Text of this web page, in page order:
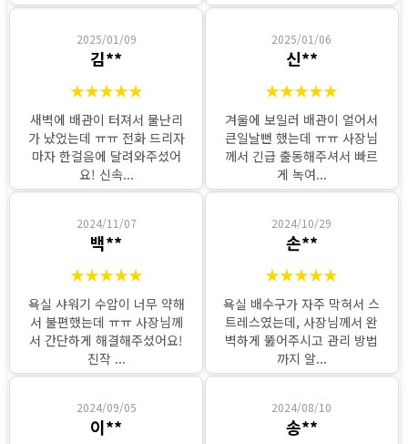
2025/01/09
김**
★★★★★
새벽에 배관이 터져서 물난리
가 났었는데 ㅠㅠ 전화 드리자
마자 한걸음에 달려와주셨어
요! 신속...
2025/01/06
신**
★★★★★
겨울에 보일러 배관이 얼어서
큰일날뻔 했는데 ㅠㅠ 사장님
께서 긴급 출동해주셔서 빠르
게 녹여...
2024/11/07
백**
★★★★★
욕실 샤워기 수압이 너무 약해
서 불편했는데 ㅠㅠ 사장님께
서 간단하게 해결해주셨어요!
진작 ...
2024/10/29
손**
★★★★★
욕실 배수구가 자주 막혀서 스
트레스였는데, 사장님께서 완
벽하게 뚫어주시고 관리 방법
까지 알...
2024/09/05
이**
2024/08/10
송**